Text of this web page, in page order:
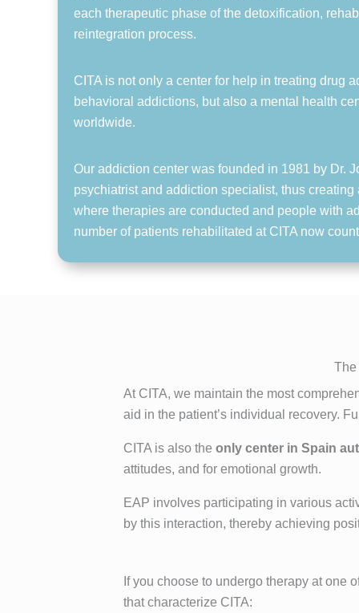
each therapeutic phase of the detoxification,
reintegration process.
CITA is not only a center for help in treating drug
behavioral addictions, but also a mental health
worldwide.
Our addiction center was founded in 1981 by Dr.
psychiatrist and addiction specialist, thus
where therapies are conducted and people with
number of patients rehabilitated at CITA now
The
At CITA, we maintain the most
aid in the patient’s individual recovery.
CITA is also theonly center in Spain
attitudes, and for emotional growth.
EAP involves participating in various
by this interaction, thereby achieving
If you choose to undergo therapy at one
that characterize CITA: